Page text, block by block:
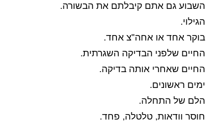
השבוע גם אתם קיבלתם את הבשורה.
הגילוי.
בוקר אחד או אחה"צ אחד.
החיים שלפני הבדיקה השגרתית.
החיים שאחרי אותה בדיקה.
ימים ראשונים.
הלם של התחלה.
חוסר וודאות, טלטלה, פחד.